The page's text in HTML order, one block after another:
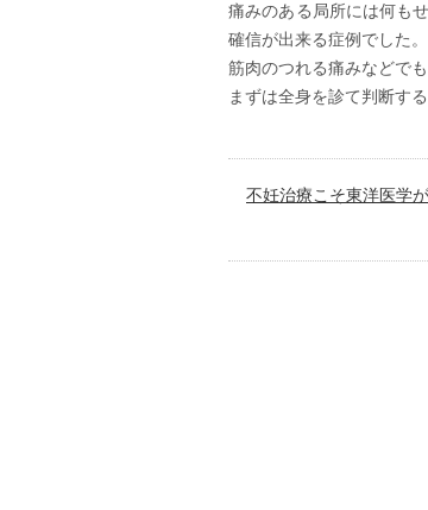
痛みのある局所には何も
確信が出来る症例でした。
筋肉のつれる痛みなどで
まずは全身を診て判断す
不妊治療こそ東洋医学